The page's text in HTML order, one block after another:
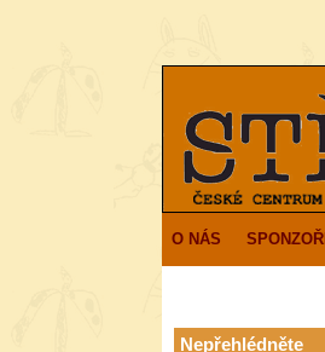
O NÁS SPONZOŘI
Nepřehlédněte